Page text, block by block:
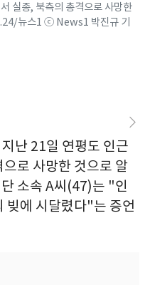
실종, 북측의 총격으로 사망한
뉴스1 ⓒ News1 박진규 기
난 21일 연평도 인근
로 사망한 것으로 알
소속 A씨(47)는 "인
빚에 시달렸다"는 증언